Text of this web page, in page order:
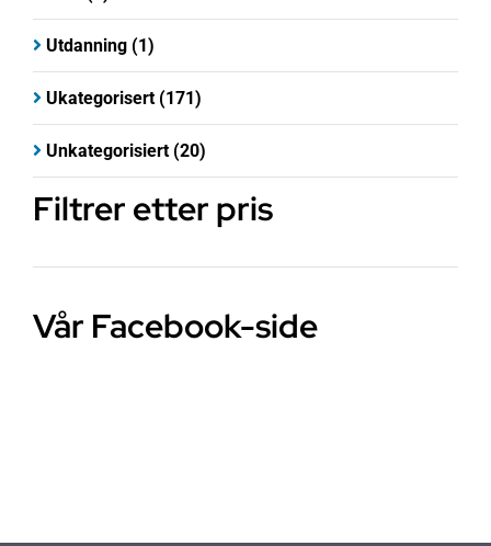
Utdanning (1)
Ukategorisert (171)
Unkategorisiert (20)
Filtrer etter pris
Vår Facebook-side